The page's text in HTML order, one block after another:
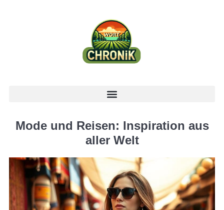
Mode und Reisen: Inspiration aus
aller Welt